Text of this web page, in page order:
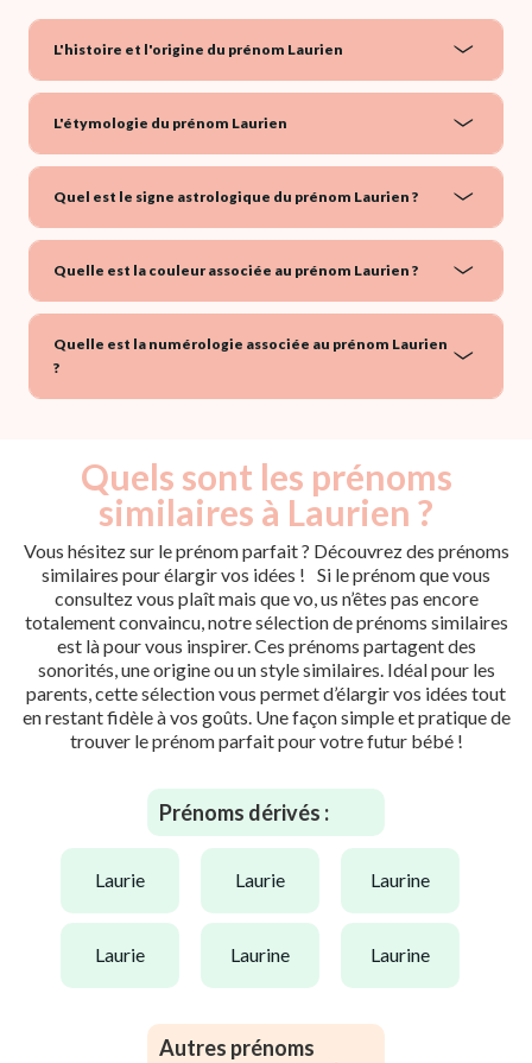
L'histoire et l'origine du prénom Laurien
L'étymologie du prénom Laurien
Quel est le signe astrologique du prénom Laurien ?
Quelle est la couleur associée au prénom Laurien ?
Quelle est la numérologie associée au prénom Laurien
?
Quels sont les prénoms
similaires à Laurien ?
Vous hésitez sur le prénom parfait ? Découvrez des prénoms
similaires pour élargir vos idées ! Si le prénom que vous
consultez vous plaît mais que vo, us n’êtes pas encore
totalement convaincu, notre sélection de prénoms similaires
est là pour vous inspirer. Ces prénoms partagent des
sonorités, une origine ou un style similaires. Idéal pour les
parents, cette sélection vous permet d’élargir vos idées tout
en restant fidèle à vos goûts. Une façon simple et pratique de
trouver le prénom parfait pour votre futur bébé !
Prénoms dérivés :
laurie laurie laurine
laurie laurine laurine
Autres prénoms